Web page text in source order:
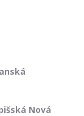
Nová